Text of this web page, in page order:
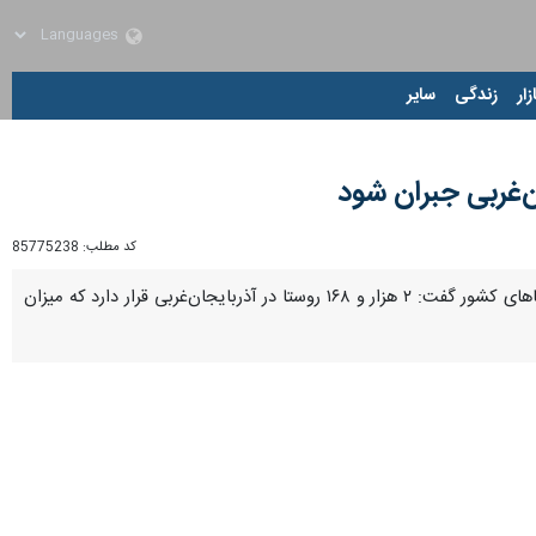
زندگی سایر
کد مطلب: 85775238